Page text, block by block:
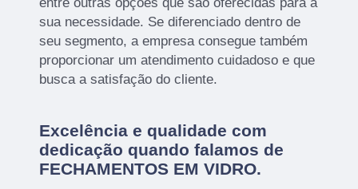
sua necessidade. Se diferenciado dentro de
seu segmento, a empresa consegue também
proporcionar um atendimento cuidadoso e que
busca a satisfação do cliente.
Excelência e qualidade com
dedicação quando falamos de
FECHAMENTOS EM VIDRO.